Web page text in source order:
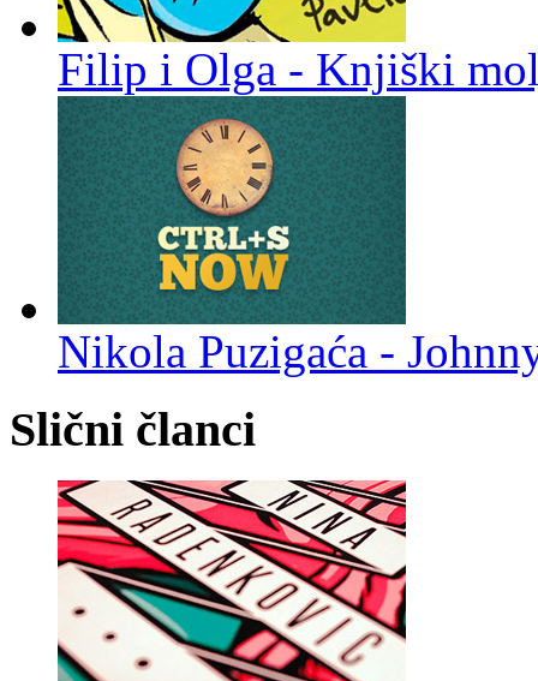
Filip i Olga - Knjiški
Nikola Puzigaća -
Slični članci